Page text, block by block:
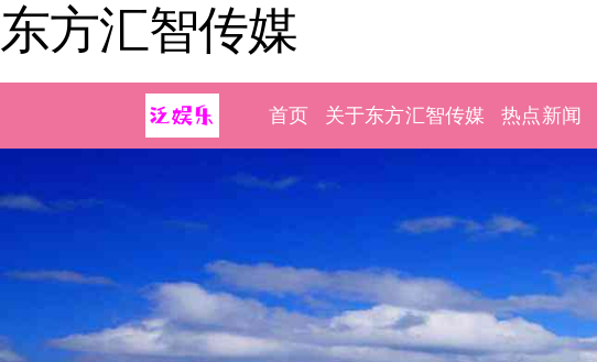
东方汇智传媒
首页 关于东方汇智传媒 热点新闻